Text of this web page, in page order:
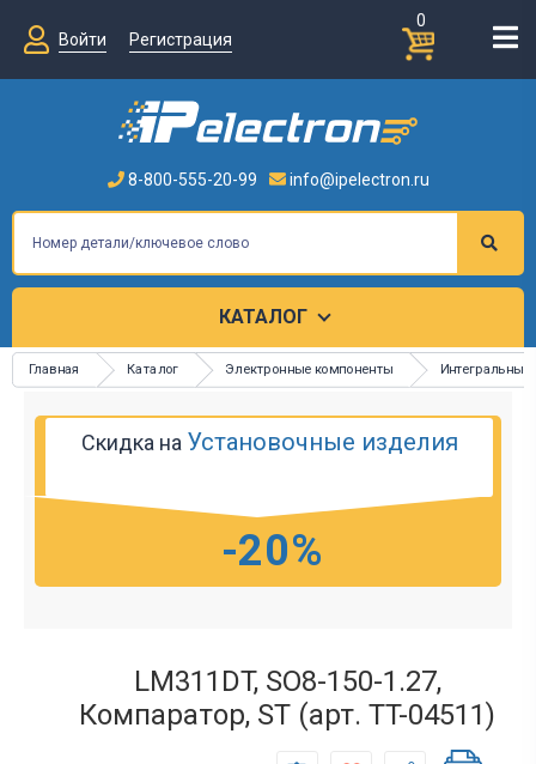
0
Войти
Регистрация
8-800-555-20-99 info@ipelectron.ru
КАТАЛОГ
Главная Каталог Электронные компоненты Интегральные
Скидка на Установочные изделия
-20%
LM311DT, SO8-150-1.27,
Компаратор, ST (арт. TT-04511)